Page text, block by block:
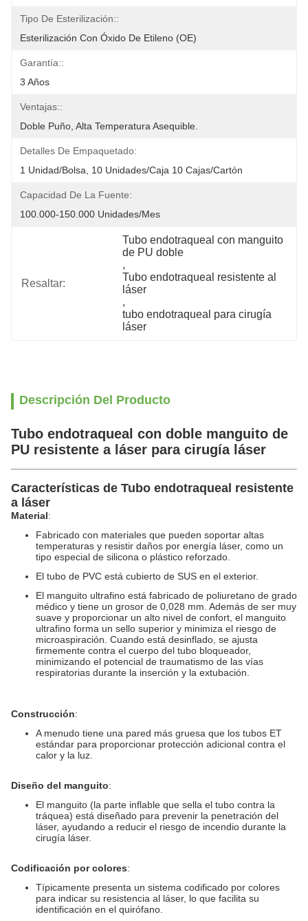
Tipo De Esterilización::
Esterilización Con Óxido De Etileno (OE)
Garantía::
3 Años
Ventajas::
Doble Puño, Alta Temperatura Asequible.
Detalles De Empaquetado:
1 Unidad/bolsa, 10 Unidades/caja 10 Cajas/cartón
Capacidad De La Fuente:
100.000-150.000 Unidades/mes
Resaltar:
Tubo endotraqueal con manguito
de PU doble
,
Tubo endotraqueal resistente al
láser
,
tubo endotraqueal para cirugía
láser
Descripción Del Producto
Tubo endotraqueal con doble manguito de
PU resistente a láser para cirugía láser
Características de Tubo endotraqueal resistente
a láser
Material:
Fabricado con materiales que pueden soportar altas
temperaturas y resistir daños por energía láser, como un
tipo especial de silicona o plástico reforzado.
El tubo de PVC está cubierto de SUS en el exterior.
El manguito ultrafino está fabricado de poliuretano de grado
médico y tiene un grosor de 0,028 mm. Además de ser muy
suave y proporcionar un alto nivel de confort, el manguito
ultrafino forma un sello superior y minimiza el riesgo de
microaspiración. Cuando está desinflado, se ajusta
firmemente contra el cuerpo del tubo bloqueador,
minimizando el potencial de traumatismo de las vías
respiratorias durante la inserción y la extubación.
Construcción:
A menudo tiene una pared más gruesa que los tubos ET
estándar para proporcionar protección adicional contra el
calor y la luz.
Diseño del manguito:
El manguito (la parte inflable que sella el tubo contra la
tráquea) está diseñado para prevenir la penetración del
láser, ayudando a reducir el riesgo de incendio durante la
cirugía láser.
Codificación por colores:
Típicamente presenta un sistema codificado por colores
para indicar su resistencia al láser, lo que facilita su
identificación en el quirófano.